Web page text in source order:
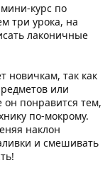
курс по
три урока, на
лаконичные
новичкам, так как
или
понравится тем,
по-мокрому.
наклон
и смешивать